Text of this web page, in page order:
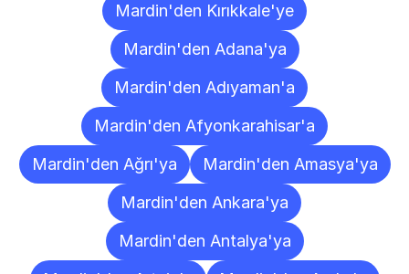
Mardin'den Kırıkkale'ye
Mardin'den Adana'ya
Mardin'den Adıyaman'a
Mardin'den Afyonkarahisar'a
Mardin'den Ağrı'ya
Mardin'den Amasya'ya
Mardin'den Ankara'ya
Mardin'den Antalya'ya